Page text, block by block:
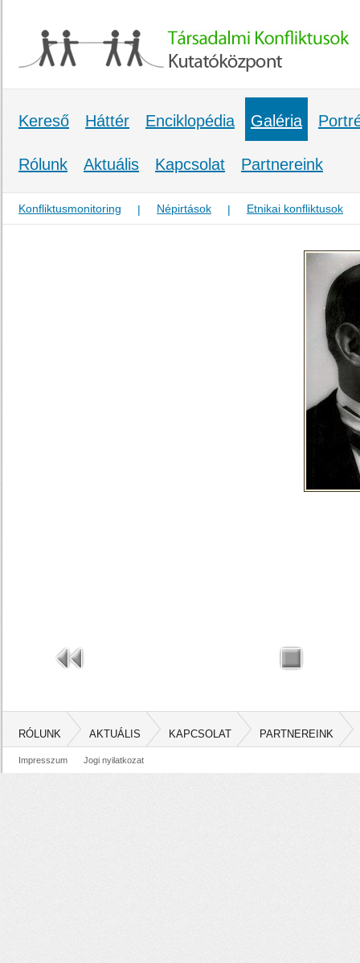
Kereső Háttér Enciklopédia Galéria
Rólunk Aktuális Kapcsolat Partnereink
Konfliktusmonitoring | Népirtások | Etnikai konfliktusok
RÓLUNK AKTUÁLIS KAPCSOLAT PARTNEREINK
Impresszum Jogi nyilatkozat